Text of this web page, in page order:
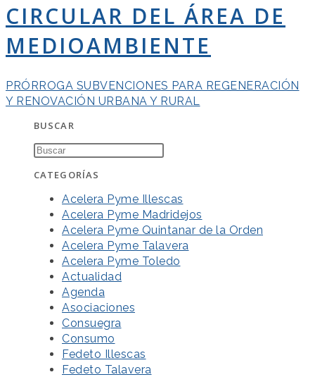
CIRCULAR DEL ÁREA DE
MEDIOAMBIENTE
PRÓRROGA SUBVENCIONES PARA REGENERACIÓN
Y RENOVACIÓN URBANA Y RURAL
BUSCAR
CATEGORÍAS
Acelera Pyme Illescas
Acelera Pyme Madridejos
Acelera Pyme Quintanar de la Orden
Acelera Pyme Talavera
Acelera Pyme Toledo
Actualidad
Agenda
Asociaciones
Consuegra
Consumo
Fedeto Illescas
Fedeto Talavera